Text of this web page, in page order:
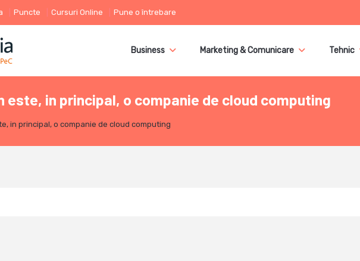
Puncte Cursuri Online Pune o întrebare
Business Marketing & Comunicare Tehnic
este, in principal, o companie de cloud computing
in principal, o companie de cloud computing